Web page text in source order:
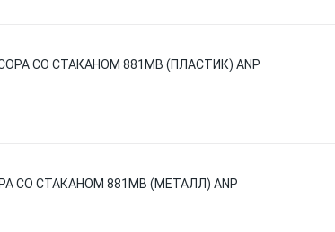
СО СТАКАНОМ 881MB (ПЛАСТИК) ANP
СО СТАКАНОМ 881MB (МЕТАЛЛ) ANP